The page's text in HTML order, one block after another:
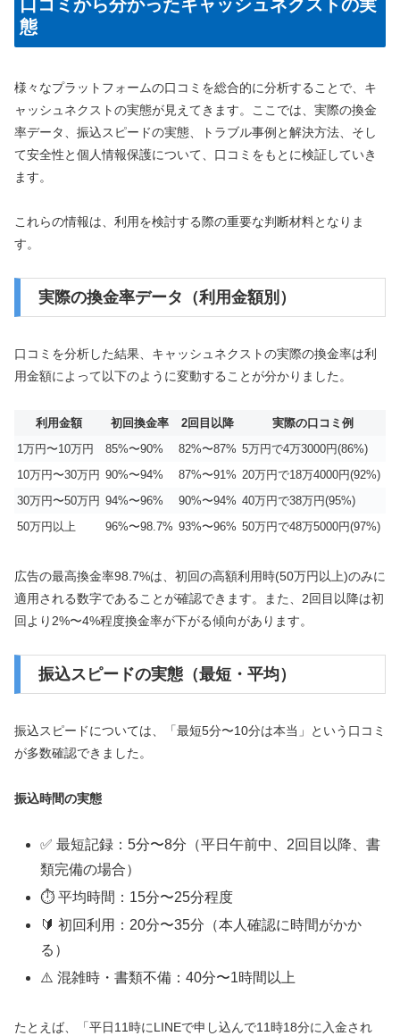
口コミから分かったキャッシュネクストの実
態
様々なプラットフォームの口コミを総合的に分析することで、キ
ャッシュネクストの実態が見えてきます。ここでは、実際の換金
率データ、振込スピードの実態、トラブル事例と解決方法、そし
て安全性と個人情報保護について、口コミをもとに検証していき
ます。
これらの情報は、利用を検討する際の重要な判断材料となりま
す。
実際の換金率データ（利用金額別）
口コミを分析した結果、キャッシュネクストの実際の換金率は利
用金額によって以下のように変動することが分かりました。
利用金額 初回換金率 2回目以降
実際の口コミ例
1万円〜10万円
85%〜90% 82%〜87% 5万円で4万3000円(86%)
10万円〜30万円 90%〜94% 87%〜91% 20万円で18万4000円(92%)
30万円〜50万円 94%〜96% 90%〜94% 40万円で38万円(95%)
50万円以上
96%〜98.7% 93%〜96% 50万円で48万5000円(97%)
広告の最高換金率98.7%は、初回の高額利用時(50万円以上)のみに
適用される数字であることが確認できます。また、2回目以降は初
回より2%〜4%程度換金率が下がる傾向があります。
振込スピードの実態（最短・平均）
振込スピードについては、「最短5分〜10分は本当」という口コミ
が多数確認できました。
振込時間の実態
✅ 最短記録：5分〜8分（平日午前中、2回目以降、書
類完備の場合）
⏱️ 平均時間：15分〜25分程度
🔰 初回利用：20分〜35分（本人確認に時間がかか
る）
⚠️ 混雑時・書類不備：40分〜1時間以上
たとえば、「平日11時にLINEで申し込んで11時18分に入金され